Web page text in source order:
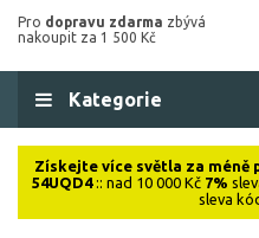
Pro dopravu zdarma zbývá
nakoupit za 1 500 Kč
Kategorie
Získejte více světla za méně
54UQD4:: nad 10 000 Kč 7%
sleva